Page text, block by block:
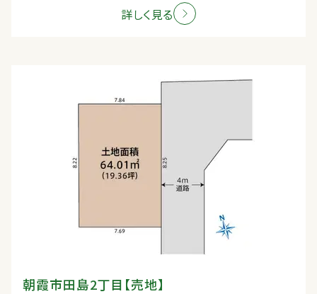
詳しく見る
朝霞市田島2丁目【売地】